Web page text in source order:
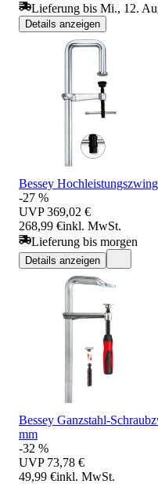
Lieferung bis Mi., 12.
Details anzeigen
Bessey
-27 %
UVP 369,02 €
268,99 €inkl. MwSt.
Lieferung bis morgen
Details anzeigen
Bessey Ganzstahl-
mm
-32 %
UVP 73,78 €
49,99 €inkl. MwSt.